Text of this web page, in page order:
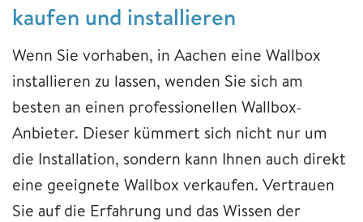
kaufen und installieren
Wenn Sie vorhaben, in Aachen eine Wallbox
installieren zu lassen, wenden Sie sich am
besten an einen professionellen Wallbox-
Anbieter. Dieser kümmert sich nicht nur um
die Installation, sondern kann Ihnen auch direkt
eine geeignete Wallbox verkaufen. Vertrauen
Sie auf die Erfahrung und das Wissen der